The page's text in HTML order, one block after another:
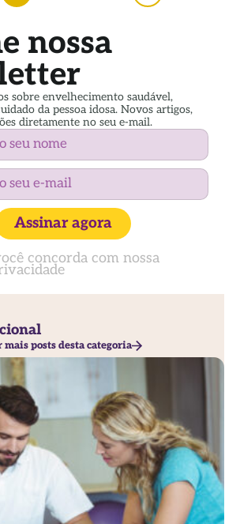
nossa
sobre envelhecimento saudável,
da pessoa idosa. Novos artigos,
diretamente no seu e-mail.
Assinar agora
concorda com nossa
mais posts desta categoria